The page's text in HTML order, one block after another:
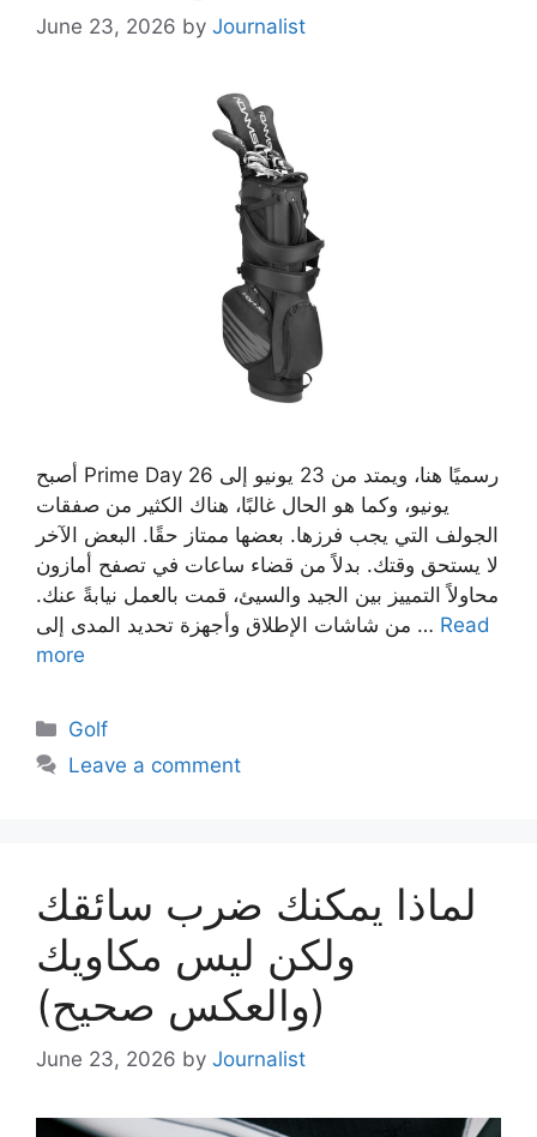
June 23, 2026 by Journalist
أصبح Prime Day رسميًا هنا، ويمتد من 23 يونيو إلى 26
يونيو، وكما هو الحال غالبًا، هناك الكثير من صفقات
الجولف التي يجب فرزها. بعضها ممتاز حقًا. البعض الآخر
لا يستحق وقتك. بدلاً من قضاء ساعات في تصفح أمازون
محاولاً التمييز بين الجيد والسيئ، قمت بالعمل نيابةً عنك.
من شاشات الإطلاق وأجهزة تحديد المدى إلى … Read
more
Categories
Golf
Leave a comment
لماذا يمكنك ضرب سائقك
ولكن ليس مكاويك
(والعكس صحيح)
June 23, 2026 by Journalist